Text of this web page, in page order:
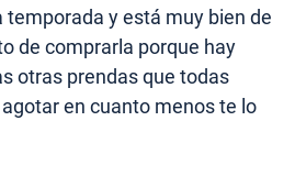
temporada y está muy bien de
de comprarla porque hay
otras prendas que todas
en cuanto menos te lo